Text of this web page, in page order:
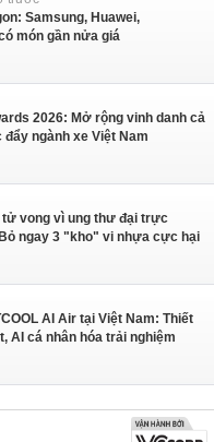
Samsung, Huawei,
món gần nửa giá
2026: Mở rộng vinh danh cả
ngành xe Việt Nam
vong vì ung thư đại trực
ngay 3 "kho" vi nhựa cực hại
AI Air tại Việt Nam: Thiết
AI cá nhân hóa trải nghiệm